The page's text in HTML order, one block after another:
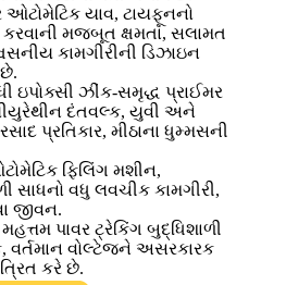
ઓટોમેટિક યાવ, ટાયફૂનનો
કરવાની મજબૂત ક્ષમતા, સલામત
કામગીરીની ડિઝાઇન
ઇપોક્સી ઝીંક-સમૃદ્ધ પ્રાઈમર
દંતવલ્ક, યુવી અને
પ્રતિકાર, મીઠાના ધુમ્મસની
ફિલિંગ મશીન,
સાધનો વધુ લવચીક કામગીરી,
જીવન.
પાવર ટ્રેકિંગ બુદ્ધિશાળી
વર્તમાન વોલ્ટેજને અસરકારક
કરે છે.